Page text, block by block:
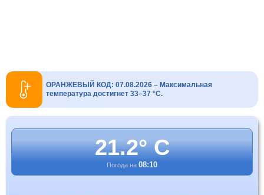
ОРАНЖЕВЫЙ КОД: 07.08.2026 – Максимальная
температура достигнет 33–37 °C.
21.2° C
Погода на 08:10